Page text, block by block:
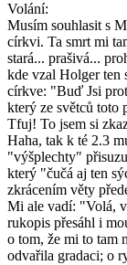
Volání:
Musím souhlasit s
církvi. Ta smrt mi
stará... prašivá...
kde vzal Holger ten
církve: "Buď Jsi
který ze světců toto
Tfuj! To jsem si
Haha, tak k té 2.3
"výšplechty"
který "čučá aj ten
zkrácením věty
Mi ale vadí: "Volá,
rukopis přesáhl i
o tom, že mi to tam
odvařila gradaci; o